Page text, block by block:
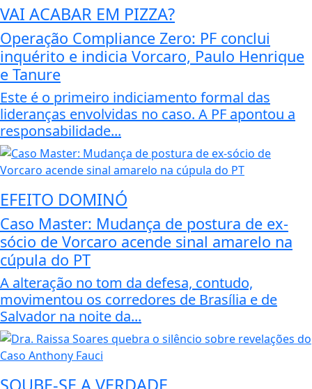
VAI ACABAR EM PIZZA?
Operação Compliance Zero: PF conclui
inquérito e indicia Vorcaro, Paulo Henrique
e Tanure
Este é o primeiro indiciamento formal das
lideranças envolvidas no caso. A PF apontou a
responsabilidade...
EFEITO DOMINÓ
Caso Master: Mudança de postura de ex-
sócio de Vorcaro acende sinal amarelo na
cúpula do PT
A alteração no tom da defesa, contudo,
movimentou os corredores de Brasília e de
Salvador na noite da...